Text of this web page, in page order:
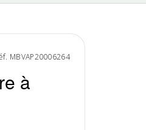
MBVAP20006264
à